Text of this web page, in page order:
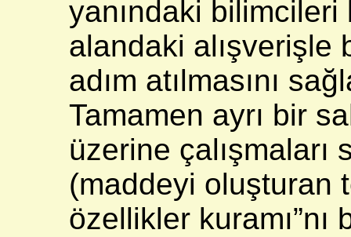
yanındaki
alandaki alışverişle
adım atılmasını
Tamamen ayrı bir
üzerine çalışmaları
(maddeyi oluşturan
özellikler kuramı”nı